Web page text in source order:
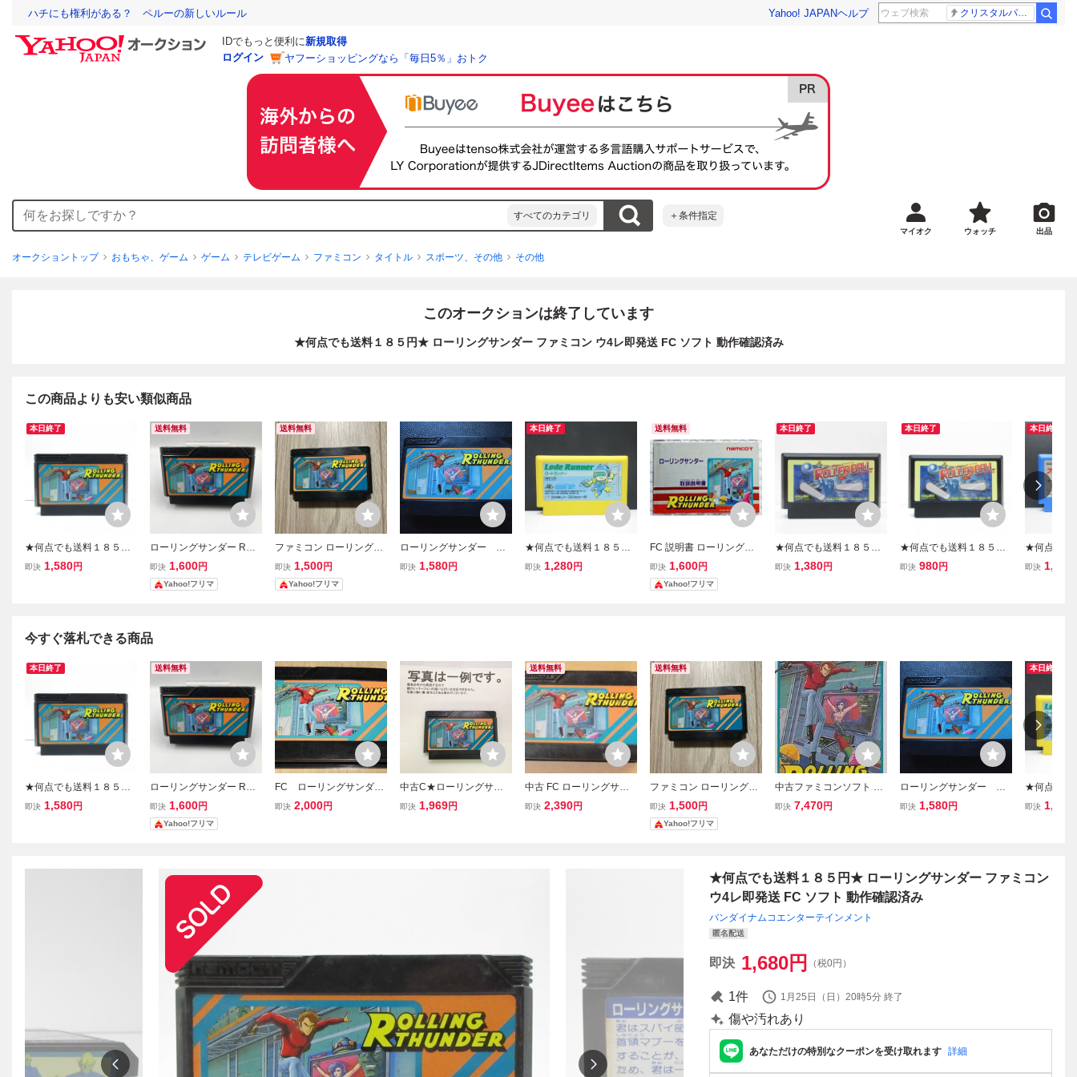
ハチにも権利がある？ ペルーの新しいルール Yahoo! JAPANヘルプ クリスタルパレス 冨安健洋
IDでもっと便利に新規取得
ログイン
ヤフーショッピングなら「毎日5％」おトク
すべてのカテゴリ ＋条件指定
マイオク ウォッチ 出品
オークショントップ おもちゃ、ゲーム ゲーム テレビゲーム ファミコン タイトル スポーツ、その他 その他
このオークションは終了しています
★何点でも送料１８５円★ ローリングサンダー ファミコン ウ4レ即発送 FC ソフト 動作確認済み
この商品よりも安い類似商品
本日終了
★何点でも送料１８５円
★ ローリングサンダー フ
即決 1,580円
送料無料
ローリングサンダー ROL
LING THUNDER ファミ
コン ファミコンソフト F
C ナムコ
即決 1,600円
Yahoo!フリマ
送料無料
ファミコン ローリングサ
ンダー
即決 1,500円
Yahoo!フリマ
ローリングサンダー
C-1
即決 1,580円
本日終了
★何点でも送料１８５円
★ ロードランナー【後期
即決 1,280円
送料無料
FC 説明書 ローリングサ
ンダー ファミコン
即決 1,600円
Yahoo!フリマ
本日終了
★何点でも送料１８５円
★ ローラーボール ファミ
即決 1,380円
本日終了
★何点でも送料１８５円
★ ローラーボール ファミ
即決 980円
本日終了
★何点でも
★ ファイテ
即決 1,480
今すぐ落札できる商品
本日終了
★何点でも送料１８５円
★ ローリングサンダー フ
即決 1,580円
送料無料
ローリングサンダー ROL
LING THUNDER ファミ
コン ファミコンソフト F
C ナムコ
即決 1,600円
Yahoo!フリマ
FC ローリングサンダ
ー ファミコンソフト
即決 2,000円
中古C★ローリングサン
ダー★ファミコンソフト
即決 1,969円
送料無料
中古 FC ローリングサン
ダー ナムコ ファミコン
即決 2,390円
送料無料
ファミコン ローリングサ
ンダー
即決 1,500円
Yahoo!フリマ
中古ファミコンソフト ロ
ーリングサンダー
即決 7,470円
ローリングサンダー
C-1
即決 1,580円
本日終了
★何点でも
★ ロードラ
即決 1,280
★何点でも送料１８５円★ ローリングサンダー ファミコン
ウ4レ即発送 FC ソフト 動作確認済み
バンダイナムコエンターテインメント
匿名配送
即決 1,680円 （税0円）
1件 1月25日（日）20時5分 終了
傷や汚れあり
あなただけの特別なクーポンを受け取れます 詳細